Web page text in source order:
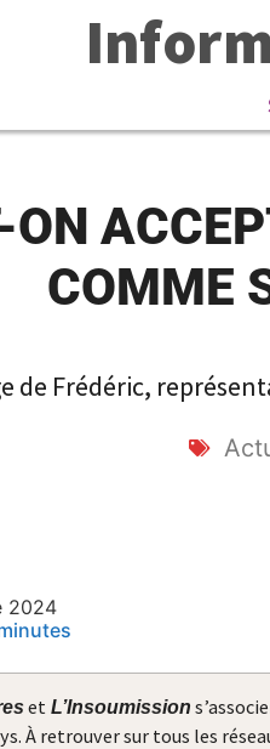
ON
COMME
de Frédéric,
2024
et L’Insoumission
À retrouver sur tous les